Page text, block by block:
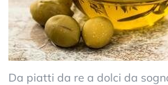
Da piatti da re a dolci da